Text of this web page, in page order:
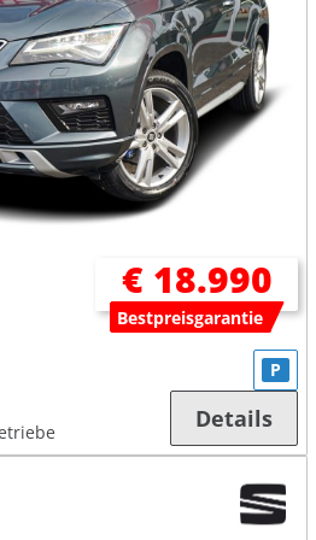
€ 18.990
Bestpreisgarantie
P
Details